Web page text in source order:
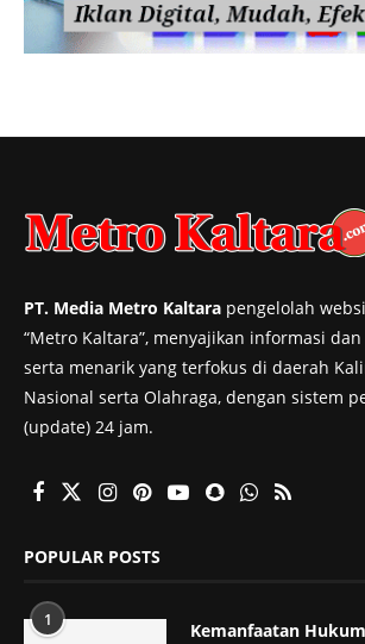
PT. Media Metro Kaltara pengelolah
“Metro Kaltara”, menyajikan informasi
serta menarik yang terfokus di daerah
Nasional serta Olahraga, dengan sistem
(update) 24 jam.
POPULAR POSTS
1 Kemanfaatan Hukum